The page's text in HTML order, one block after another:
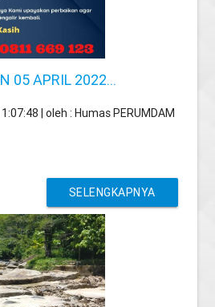
05 APRIL 2022...
| oleh : Humas PERUMDAM
SELENGKAPNYA